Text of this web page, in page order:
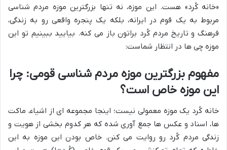
«خانه کُرد» هست. این موزه، نه تنها بزرگترین موزه مردم شناسی
مربوط به یک قوم در ایرانه، بلکه یک پنجره واقعی رو به زندگی،
فرهنگ و تاریخ مردم کُرد براتون باز می کنه. بیایید ببینیم تو این
موزه چی ها در انتظار شماست:
مفهوم بزرگترین موزه مردم شناسی قومی: چرا
این موزه خاص است؟
خانه کُرد یک موزه معمولی نیست؛ اینجا مجموعه ای از اشیاء، ماکت
ها، اسناد و عکس ها جمع آوری شده که هر کدوم بخشی از هویت و
زندگی مردم کُرد رو روایت می کنن. خاص بودن این موزه به این